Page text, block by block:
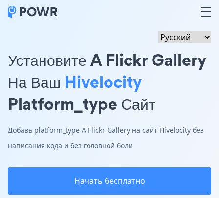
Установите A Flickr Gallery
На Ваш Hivelocity
Platform_type Сайт
Добавь platform_type A Flickr Gallery на сайт Hivelocity без
написания кода и без головной боли
Начать бесплатно